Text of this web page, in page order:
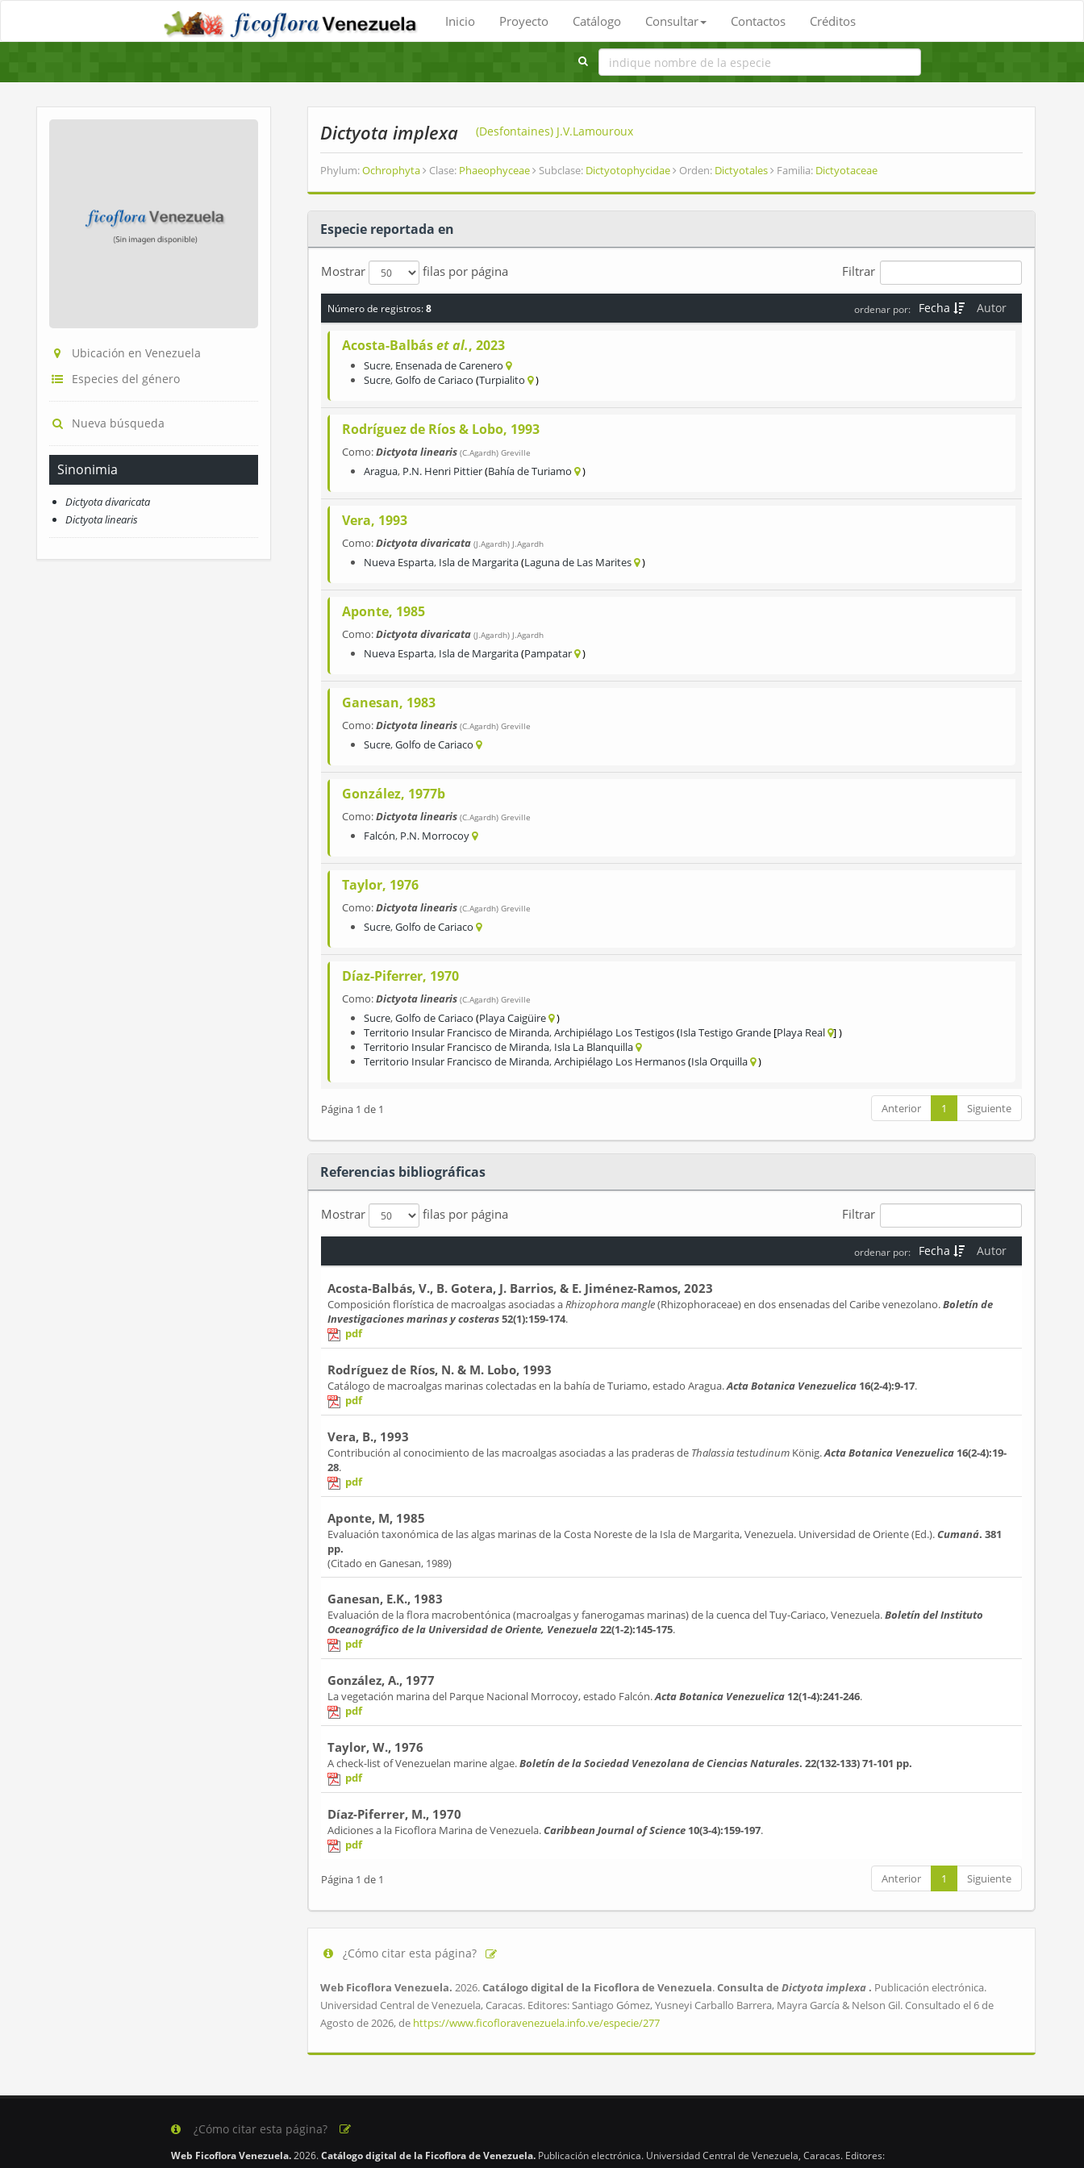
Inicio Proyecto Catálogo Consultar Contactos Créditos
Ubicación en Venezuela
Especies del género
Nueva búsqueda
Sinonimia
Dictyota divaricata
Dictyota linearis
Dictyota implexa (Desfontaines) J.V.Lamouroux
Phylum:Ochrophyta Clase: Phaeophyceae Subclase: Dictyotophycidae Orden: Dictyotales Familia: Dictyotaceae
Especie reportada en
Mostrar filas por página Filtrar
Número de registros:8 Autor
Fecha
ordenar por:
Acosta-Balbáset al., 2023
Sucre, Ensenada de Carenero
Sucre,Golfo de Cariaco Turpialito
Rodríguez de Ríos & Lobo, 1993
Como:Dictyota linearis (C.Agardh) Greville
Aragua, P.N. Henri Pittier Bahía de Turiamo
Vera, 1993
Como:Dictyota divaricata (J.Agardh) J.Agardh
Nueva Esparta, Isla de Margarita Laguna de Las Marites
Aponte, 1985
Como:Dictyota divaricata (J.Agardh) J.Agardh
Nueva Esparta, Isla de Margarita Pampatar
Ganesan, 1983
Como:Dictyota linearis (C.Agardh) Greville
Sucre,Golfo de Cariaco
González, 1977b
Como:Dictyota linearis (C.Agardh) Greville
Falcón, P.N. Morrocoy
Taylor, 1976
Como:Dictyota linearis (C.Agardh) Greville
Sucre,Golfo de Cariaco
Díaz-Piferrer, 1970
Como:Dictyota linearis (C.Agardh) Greville
Sucre,Golfo de Cariaco Playa Caigüire
Territorio Insular Francisco de Miranda,Archipiélago Los Testigos Isla Testigo Grande Playa Real
Territorio Insular Francisco de Miranda, Isla La Blanquilla
Territorio Insular Francisco de Miranda,Archipiélago Los Hermanos Isla Orquilla
Página 1 de 1 Anterior 1 Siguiente
Referencias bibliográficas
Mostrar filas por página Filtrar
Autor
Fecha
ordenar por:
Acosta-Balbás, V., B. Gotera, J. Barrios, & E. Jiménez-Ramos, 2023
Composición florística de macroalgas asociadas aRhizophora mangle(Rhizophoraceae) en dos ensenadas del Caribe venezolano.Boletín de
Investigaciones marinas y costeras52(1):159-174.
pdf
Rodríguez de Ríos, N. & M. Lobo, 1993
Catálogo de macroalgas marinas colectadas en la bahía de Turiamo, estado Aragua.Acta Botanica Venezuelica 16(2-4):9-17.
pdf
Vera, B., 1993
Contribución al conocimiento de las macroalgas asociadas a las praderas de Thalassia testudinum König.Acta Botanica Venezuelica 16(2-4):19-
28.
pdf
Aponte, M, 1985
Evaluación taxonómica de las algas marinas de la Costa Noreste de la Isla de Margarita, Venezuela. Universidad de Oriente (Ed.).Cumaná. 381
pp.
(Citado en Ganesan, 1989)
Ganesan, E.K., 1983
Evaluación de la flora macrobentónica (macroalgas y fanerogamas marinas) de la cuenca del Tuy-Cariaco, Venezuela.Boletín del Instituto
Oceanográfico de la Universidad de Oriente, Venezuela22(1-2):145-175.
pdf
González, A., 1977
La vegetación marina del Parque Nacional Morrocoy, estado Falcón.Acta Botanica Venezuelica 12(1-4):241-246.
pdf
Taylor, W., 1976
A check-list of Venezuelan marine algae.Boletín de la Sociedad Venezolana de Ciencias Naturales. 22(132-133)71-101 pp.
pdf
Díaz-Piferrer, M., 1970
Adiciones a la Ficoflora Marina de Venezuela.Caribbean Journal of Science 10(3-4):159-197.
pdf
Página 1 de 1 Anterior 1 Siguiente
¿Cómo citar esta página?
Web Ficoflora Venezuela. 2026.Catálogo digital de la Ficoflora de Venezuela.Consulta de Dictyota implexa . Publicación electrónica.
Universidad Central de Venezuela, Caracas. Editores: Santiago Gómez, Yusneyi Carballo Barrera, Mayra García & Nelson Gil. Consultado el 6 de
Agosto de 2026, de https://www.ficofloravenezuela.info.ve/especie/277
¿Cómo citar esta página?
Web Ficoflora Venezuela.2026.Catálogo digital de la Ficoflora de Venezuela. Publicación electrónica. Universidad Central de Venezuela, Caracas. Editores: